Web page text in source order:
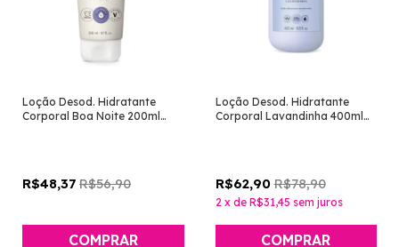
Loção Desod. Hidratante
Corporal Boa Noite 200ml
R$48,37 R$56,90
Loção Desod. Hidratante
Corporal Lavandinha 400ml
R$62,90 R$78,90
2 x de R$31,45 sem juros